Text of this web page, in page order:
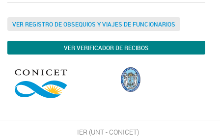
VER REGISTRO DE OBSEQUIOS Y VIAJES DE FUNCIONARIOS
VER VERIFICADOR DE RECIBOS
IER (UNT - CONICET)